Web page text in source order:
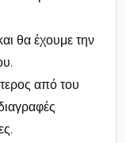
θα έχουμε την
από του